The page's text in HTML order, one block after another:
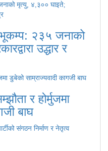
भूकम्प: २३५ जनाको
उद्धार र
र होर्मुजमा
बाघ